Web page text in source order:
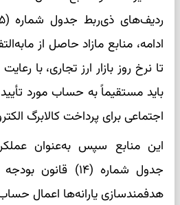
باید مستقیماً به حساب مورد تأیید
اجتماعی برای پرداخت کالابرگ
این منابع سپس به‌عنوان
جدول شماره (۱۴)
هدفمندسازی یارانه‌ها اعمال